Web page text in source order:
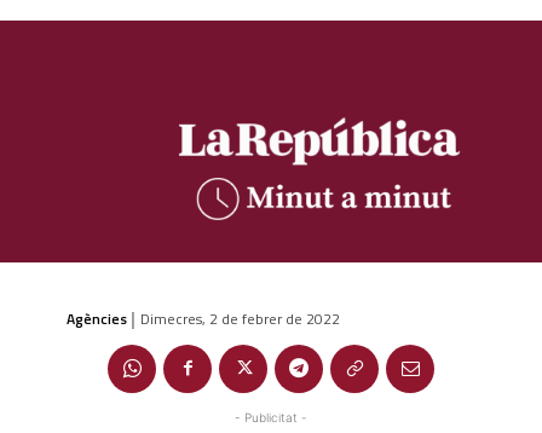
Agències | Dimecres, 2 de febrer de 2022
- Publicitat -